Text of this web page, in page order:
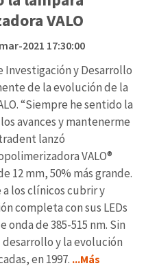
VALO
2021 17:30:00
y Desarrollo
de la evolución de la
“Siempre he sentido la
avances y mantenerme
lanzó
VALO®
12 mm, 50% más grande.
los clínicos cubrir y
completa con sus LEDs
de 385-515 nm. Sin
y la evolución
en 1997. ...Más